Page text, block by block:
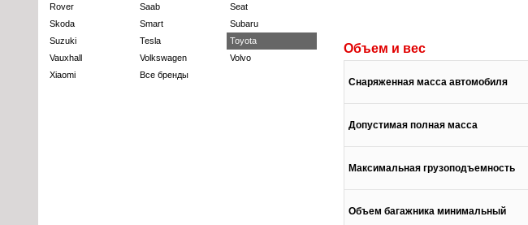
Rover
Saab
Seat
Skoda
Smart
Subaru
Suzuki
Tesla
Toyota
Vauxhall
Volkswagen
Volvo
Xiaomi
Все бренды
Объем и вес
Снаряженная масса автомобиля
Допустимая полная масса
Максимальная грузоподъемность
Объем багажника минимальный